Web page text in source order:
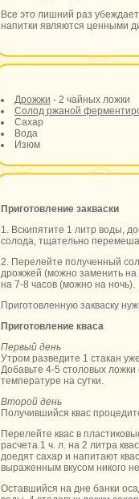
Все это лишний раз
напитки являются ценными
Дрожжи - 2 чайных ложки
Солод ржаной
Сахар
Вода
Изюм
Приготовление закваски
1. Вскипятите 1 литр воды,
солода, тщательно
2. Перелейте полученный
дрожжей (можно заменить на
на 7-8 часов (можно на ночь).
Приготовленную закваску
Приготовление кваса
Первый день
Утром разведите 1 стакан
Добавьте 4-5 столовых
температуре на сутки.
Второй день
Получившийся квас
Перелейте квас в
расчета 1 ч. л. на 2 литра
доедят сахар и напитают
выраженным вкусом никого
Оставшийся на дне банки